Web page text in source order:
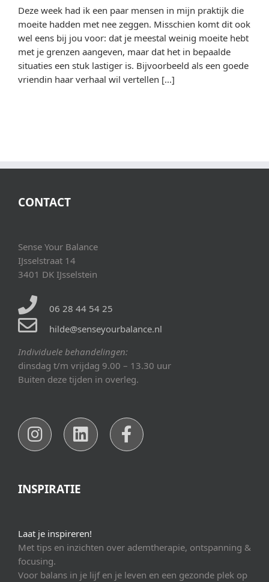
Deze week had ik een paar mensen in mijn praktijk die
moeite hadden met nee zeggen. Misschien komt dit ook
wel eens bij jou voor: dat je meestal weinig moeite hebt
met je grenzen aangeven, maar dat het in bepaalde
situaties een stuk lastiger is. Bijvoorbeeld als een goede
vriendin haar verhaal wil vertellen [...]
CONTACT
Sense Your Balance
IJsselstraat 14
3401 DK IJsselstein
06 28 44 54 25
hilde@senseyourbalance.nl
Individuele behandelingen:
dinsdag t/m vrijdag 9.00 – 13.30 uur
Buiten deze tijden in overleg.
INSPIRATIE
Laat je inspireren!
Met tips en inzichten over ademtherapie, ontspanning &
focusing.
Voor balans in je lijf en je leven en een gezonde plek op